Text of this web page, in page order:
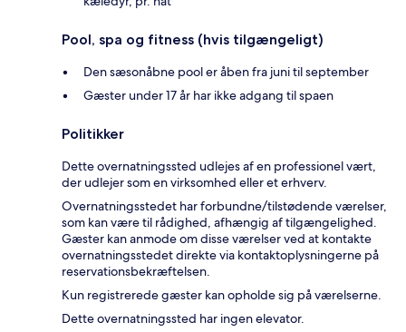
Pool, spa og fitness (hvis tilgængeligt)
Den sæsonåbne pool er åben fra juni til september
Gæster under 17 år har ikke adgang til spaen
Politikker
Dette overnatningssted udlejes af en professionel vært,
der udlejer som en virksomhed eller et erhverv.
Overnatningsstedet har forbundne/tilstødende værelser,
som kan være til rådighed, afhængig af tilgængelighed.
Gæster kan anmode om disse værelser ved at kontakte
overnatningsstedet direkte via kontaktoplysningerne på
reservationsbekræftelsen.
Kun registrerede gæster kan opholde sig på værelserne.
Dette overnatningssted har ingen elevator.